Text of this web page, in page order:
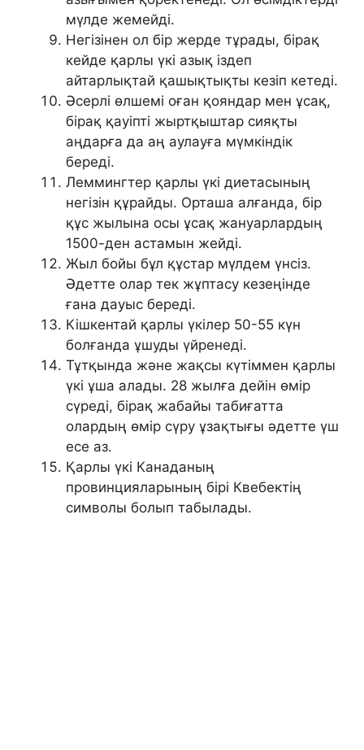
мүлде жемейді.
Негізінен ол бір жерде тұрады, бірақ
кейде қарлы үкі азық іздеп
айтарлықтай қашықтықты кезіп кетеді.
Әсерлі өлшемі оған қояндар мен ұсақ,
бірақ қауіпті жыртқыштар сияқты
аңдарға да аң аулауға мүмкіндік
береді.
Леммингтер қарлы үкі диетасының
негізін құрайды. Орташа алғанда, бір
құс жылына осы ұсақ жануарлардың
1500-ден астамын жейді.
Жыл бойы бұл құстар мүлдем үнсіз.
Әдетте олар тек жұптасу кезеңінде
ғана дауыс береді.
Кішкентай қарлы үкілер 50-55 күн
болғанда ұшуды үйренеді.
Тұтқында және жақсы күтіммен қарлы
үкі ұша алады. 28 жылға дейін өмір
сүреді, бірақ жабайы табиғатта
олардың өмір сүру ұзақтығы әдетте үш
есе аз.
Қарлы үкі Канаданың
провинцияларының бірі Квебектің
символы болып табылады.